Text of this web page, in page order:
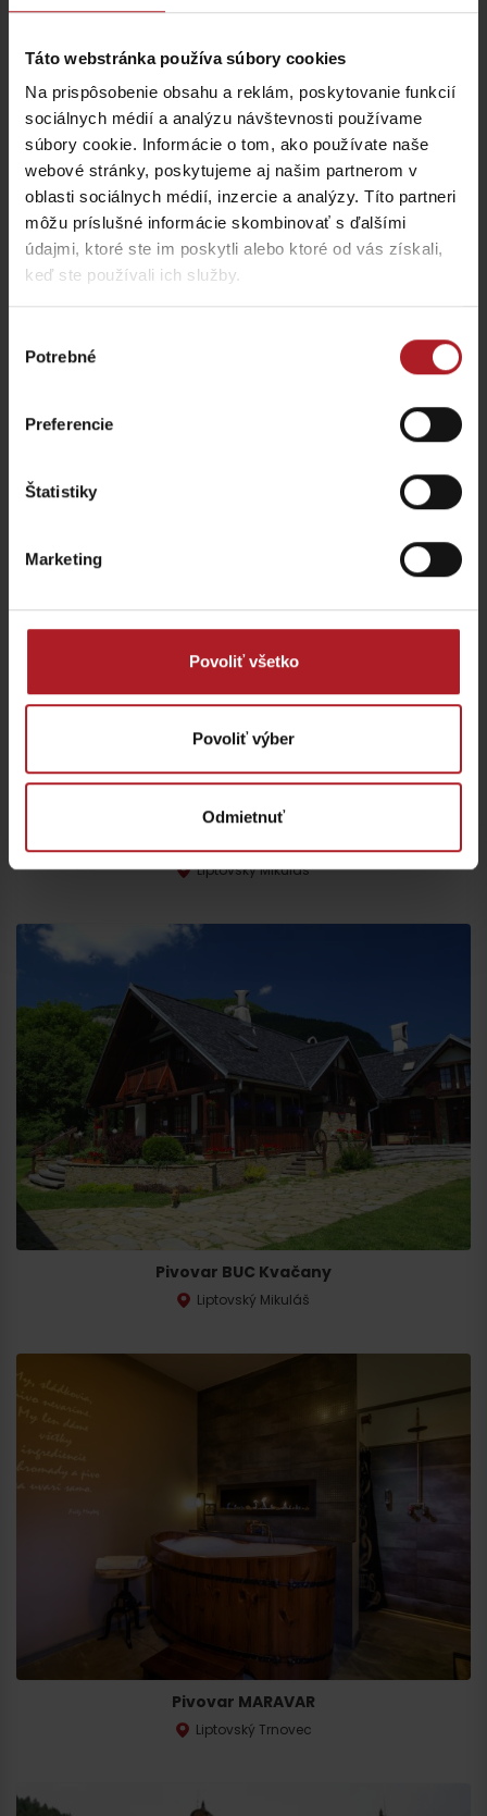
Táto webstránka používa súbory cookies
Na prispôsobenie obsahu a reklám, poskytovanie funkcií
sociálnych médií a analýzu návštevnosti používame
súbory cookie. Informácie o tom, ako používate naše
webové stránky, poskytujeme aj našim partnerom v
oblasti sociálnych médií, inzercie a analýzy. Títo partneri
môžu príslušné informácie skombinovať s ďalšími
údajmi, ktoré ste im poskytli alebo ktoré od vás získali,
keď ste používali ich služby.
súhlasu
Potrebné
Preferencie
Štatistiky
Marketing
Povoliť všetko
Povoliť výber
Odmietnuť
Liptovský Mikuláš
Vybrali sme pre vás
Liptovský Mikuláš
Pivovar BUC Kvačany
Liptovský Mikuláš
Pivovar MARAVAR
Liptovský Trnovec